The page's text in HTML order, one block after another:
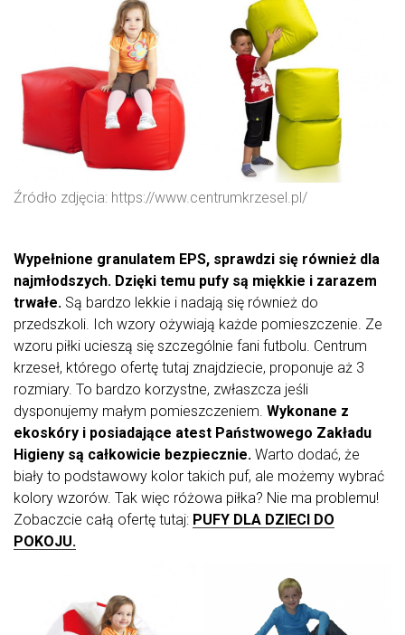
Źródło zdjęcia: https://www.centrumkrzesel.pl/
Wypełnione granulatem EPS, sprawdzi się również dla
najmłodszych. Dzięki temu pufy są miękkie i zarazem
trwałe. Są bardzo lekkie i nadają się również do
przedszkoli. Ich wzory ożywiają każde pomieszczenie. Ze
wzoru piłki ucieszą się szczególnie fani futbolu. Centrum
krzeseł, którego ofertę tutaj znajdziecie, proponuje aż 3
rozmiary. To bardzo korzystne, zwłaszcza jeśli
dysponujemy małym pomieszczeniem. Wykonane z
ekoskóry i posiadające atest Państwowego Zakładu
Higieny są całkowicie bezpiecznie. Warto dodać, że
biały to podstawowy kolor takich puf, ale możemy wybrać
kolory wzorów. Tak więc różowa piłka? Nie ma problemu!
Zobaczcie całą ofertę tutaj: PUFY DLA DZIECI DO
POKOJU.